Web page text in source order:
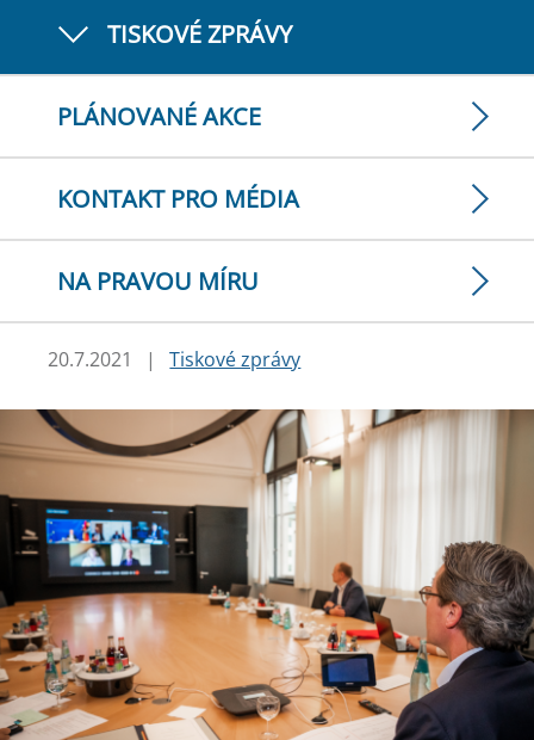
TISKOVÉ ZPRÁVY
PLÁNOVANÉ AKCE
KONTAKT PRO MÉDIA
NA PRAVOU MÍRU
20.7.2021 | Tiskové zprávy